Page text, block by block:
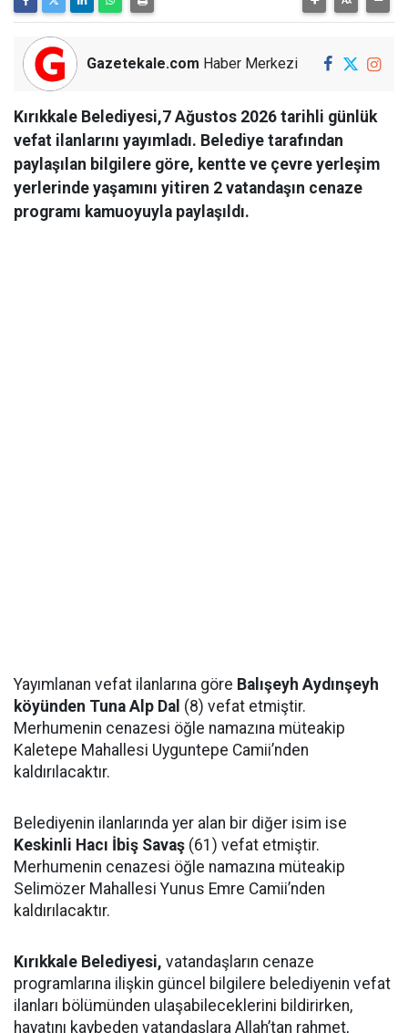
Gazetekale.com Haber Merkezi
Kırıkkale Belediyesi,7 Ağustos 2026 tarihli günlük
vefat ilanlarını yayımladı. Belediye tarafından
paylaşılan bilgilere göre, kentte ve çevre yerleşim
yerlerinde yaşamını yitiren 2 vatandaşın cenaze
programı kamuoyuyla paylaşıldı.
Yayımlanan vefat ilanlarına göre Balışeyh Aydınşeyh
köyünden Tuna Alp Dal (8) vefat etmiştir.
Merhumenin cenazesi öğle namazına müteakip
Kaletepe Mahallesi Uyguntepe Camii’nden
kaldırılacaktır.
Belediyenin ilanlarında yer alan bir diğer isim ise
Keskinli Hacı İbiş Savaş (61) vefat etmiştir.
Merhumenin cenazesi öğle namazına müteakip
Selimözer Mahallesi Yunus Emre Camii’nden
kaldırılacaktır.
Kırıkkale Belediyesi, vatandaşların cenaze
programlarına ilişkin güncel bilgilere belediyenin vefat
ilanları bölümünden ulaşabileceklerini bildirirken,
hayatını kaybeden vatandaşlara Allah’tan rahmet,